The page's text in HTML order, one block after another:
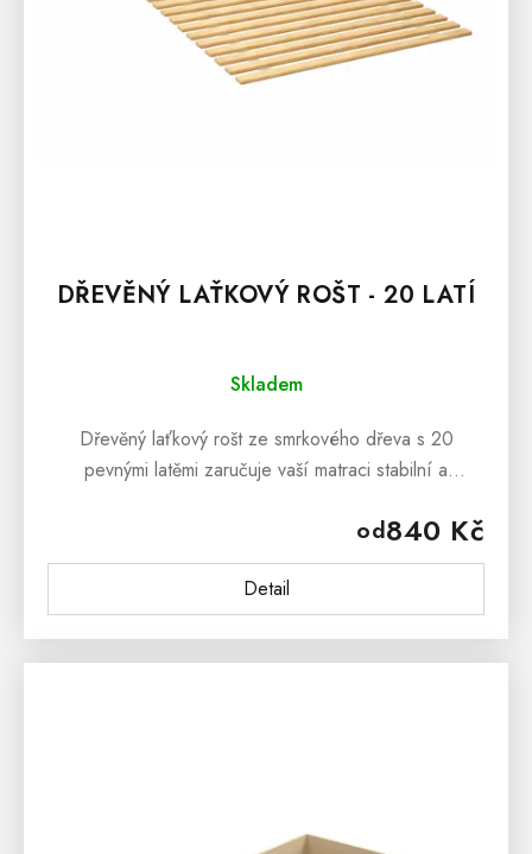
DŘEVĚNÝ LAŤKOVÝ ROŠT - 20 LATÍ
Skladem
od840 Kč
Detail
Dřevěný laťkový rošt ze smrkového dřeva s 20
pevnými latěmi zaručuje vaší matraci stabilní a
ceněné pro svou lehkost a výjimečnou...